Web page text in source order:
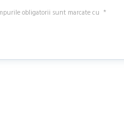
obligatorii sunt marcate cu *